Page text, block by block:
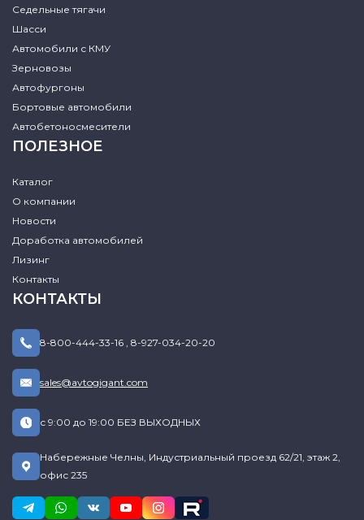
Седельные тягачи
Шасси
Автомобили с КМУ
Зерновозы
Автофургоны
Бортовые автомобили
Автобетоносмесители
ПОЛЕЗНОЕ
Каталог
О компании
Новости
Доработка автомобилей
Лизинг
Контакты
КОНТАКТЫ
8-800-444-33-16 , 8-927-034-20-20
sales@avtogigant.com
с 9:00 до 19:00 БЕЗ ВЫХОДНЫХ
Набережные Челны, Индустриальный проезд 62/21, этаж 2,
офис 235